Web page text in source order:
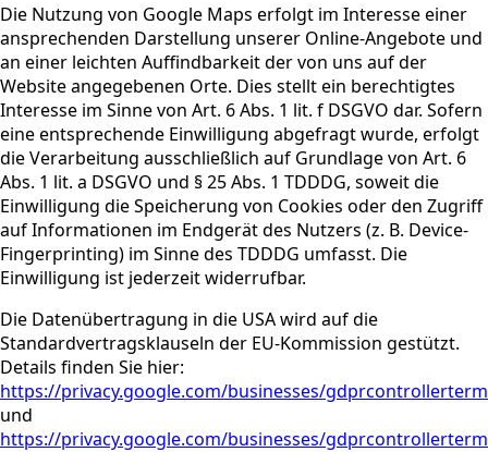
Die Nutzung von Google Maps erfolgt im Interesse einer
ansprechenden Darstellung unserer Online-Angebote und
an einer leichten Auffindbarkeit der von uns auf der
Website angegebenen Orte. Dies stellt ein berechtigtes
Interesse im Sinne von Art. 6 Abs. 1 lit. f DSGVO dar. Sofern
eine entsprechende Einwilligung abgefragt wurde, erfolgt
die Verarbeitung ausschließlich auf Grundlage von Art. 6
Abs. 1 lit. a DSGVO und § 25 Abs. 1 TDDDG, soweit die
Einwilligung die Speicherung von Cookies oder den Zugriff
auf Informationen im Endgerät des Nutzers (z. B. Device-
Fingerprinting) im Sinne des TDDDG umfasst. Die
Einwilligung ist jederzeit widerrufbar.
Die Datenübertragung in die USA wird auf die
Standardvertragsklauseln der EU-Kommission gestützt.
Details finden Sie hier:
https://privacy.google.com/businesses/
und
https://privacy.google.com/businesses/